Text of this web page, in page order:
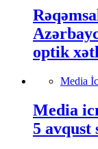
optik
Media
Media
5 avqust